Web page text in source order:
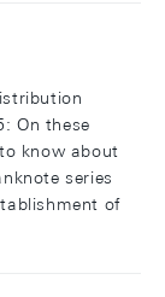
On these
know about
series
of